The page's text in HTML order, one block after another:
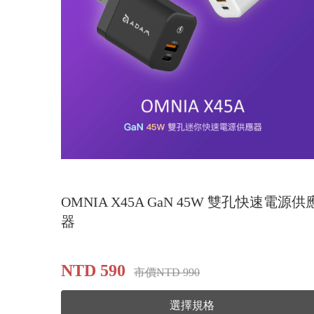
OMNIA X45A GaN 45W 雙孔快速電源供
器
NTD 590 市價NTD 990
選擇規格